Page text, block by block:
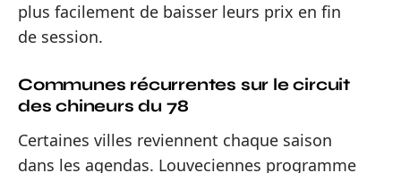
plus facilement de baisser leurs prix en fin
de session.
Communes récurrentes sur le circuit
des chineurs du 78
Certaines villes reviennent chaque saison
dans les agendas. Louveciennes programme